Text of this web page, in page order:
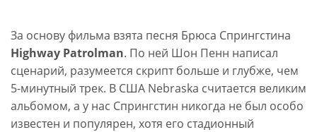
За основу фильма взята песня Брюса Спрингстина
Highway Patrolman. По ней Шон Пенн написал
сценарий, разумеется скрипт больше и глубже, чем
5-минутный трек. В США Nebraska считается великим
альбомом, а у нас Спрингстин никогда не был особо
известен и популярен, хотя его стадионный